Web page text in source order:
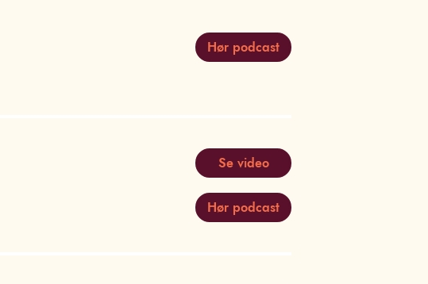
Hør podcast
Se video
Hør podcast